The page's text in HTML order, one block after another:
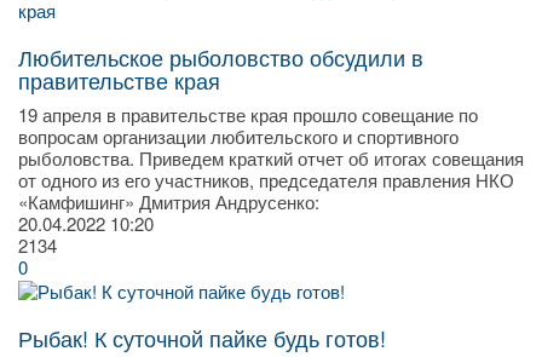
Любительское рыболовство обсудили в
правительстве края
19 апреля в правительстве края прошло совещание по
вопросам организации любительского и спортивного
рыболовства. Приведем краткий отчет об итогах совещания
от одного из его участников, председателя правления НКО
«Камфишинг» Дмитрия Андрусенко:
20.04.2022 10:20
2134
0
Рыбак! К суточной пайке будь готов!